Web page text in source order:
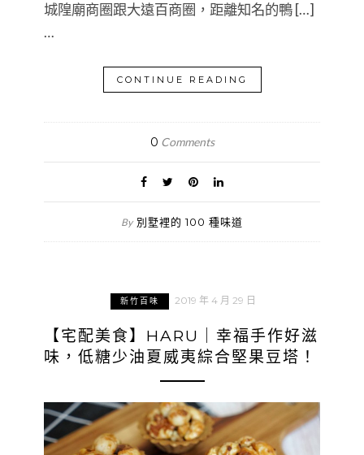
城隍廟商圈跟大遠百商圈，距離知名的鴨 […]
…
CONTINUE READING
0 Comments
By 別墅裡的 100 種味道
新竹百味 2019 年 4 月 29 日
【宅配美食】HARU｜幸福手作好滋
味，低糖少油夏威夷綜合堅果豆塔！